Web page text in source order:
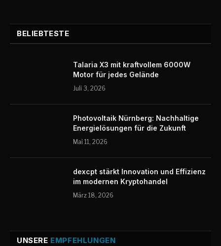
BELIEBTESTE
Talaria X3 mit kraftvollem 6000W
Motor für jedes Gelände
Juli 3, 2026
Photovoltaik Nürnberg: Nachhaltige
Energielösungen für die Zukunft
Mai 11, 2026
dexcpt stärkt Innovation und Effizienz
im modernen Kryptohandel
März 18, 2026
UNSERE EMPFEHLUNGEN